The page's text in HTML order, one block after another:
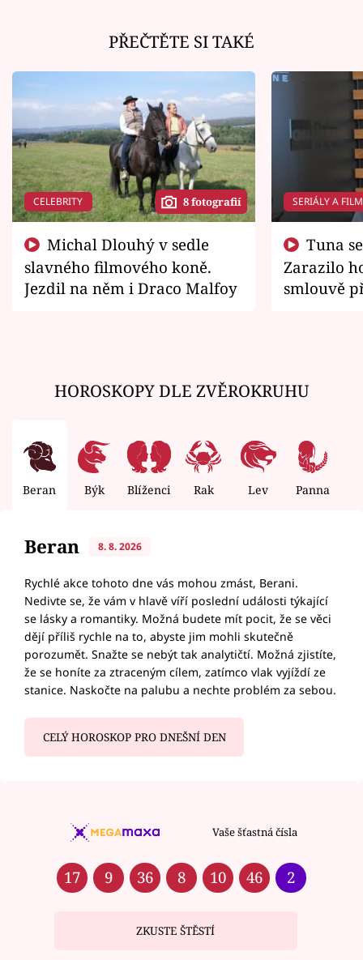
PŘEČTĚTE SI TAKÉ
CELEBRITY 8 fotografií
slavného filmového koně.
Jezdil na něm i Draco Malfoy
SERIÁLY A
Zarazilo
smlouvě
HOROSKOPY DLE ZVĚROKRUHU
Beran Býk Blíženci Rak Lev Panna
Beran 8. 8. 2026
Rychlé akce tohoto dne vás mohou zmást, Berani.
Nedivte se, že vám v hlavě víří poslední události týkající
se lásky a romantiky. Možná budete mít pocit, že se věci
dějí příliš rychle na to, abyste jim mohli skutečně
porozumět. Snažte se nebýt tak analytičtí. Možná zjistíte,
že se honíte za ztraceným cílem, zatímco vlak vyjíždí ze
stanice. Naskočte na palubu a nechte problém za sebou.
CELÝ HOROSKOP PRO DNEŠNÍ DEN
Vaše šťastná čísla
17 9 36 8 10 46 2
ZKUSTE ŠTĚSTÍ